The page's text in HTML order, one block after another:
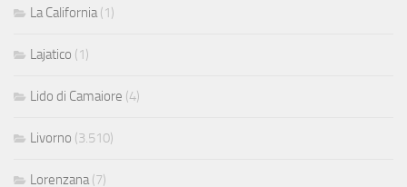
La California (1)
Lajatico (1)
Lido di Camaiore (4)
Livorno (3.510)
Lorenzana (7)